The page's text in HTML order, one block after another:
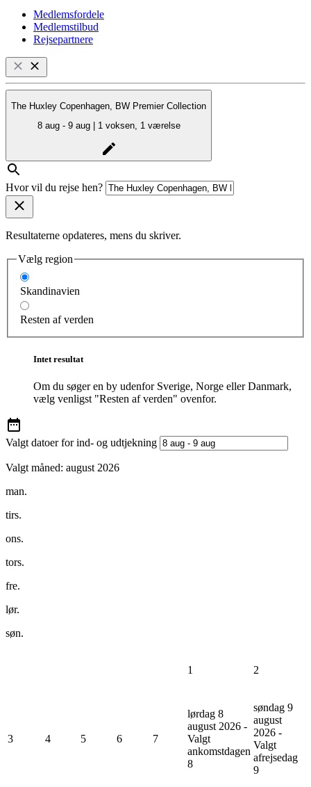
Medlemsfordele
Medlemstilbud
Rejsepartnere
The Huxley Copenhagen, BW Premier Collection
8 aug - 9 aug | 1 voksen, 1 værelse
Hvor vil du rejse hen?
Resultaterne opdateres, mens du skriver.
Vælg region
Skandinavien
Resten af verden
Intet resultat
Om du søger en by udenfor Sverige, Norge eller Danmark,
vælg venligst "Resten af verden" ovenfor.
Valgt datoer for ind- og udtjekning
Valgt måned: august 2026
man.
tirs.
ons.
tors.
fre.
lør.
søn.
1 2
3 4 5 6 7
lørdag 8
august 2026 -
Valgt
ankomstdagen
8
søndag 9
august
2026 -
Valgt
afrejsedag
9